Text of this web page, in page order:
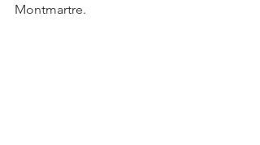
Montmartre.